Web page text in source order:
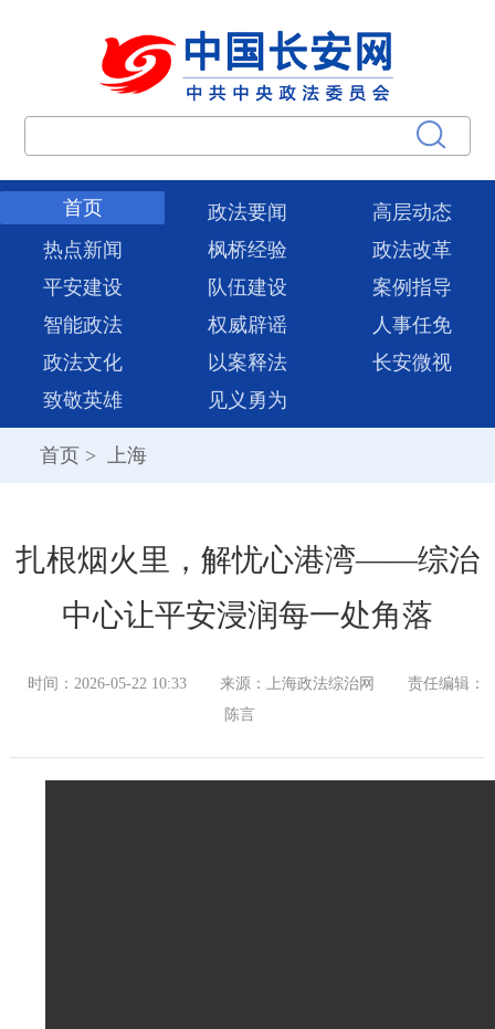
首页 政法要闻
高层动态
热点新闻
枫桥经验
政法改革
平安建设
队伍建设
案例指导
智能政法
权威辟谣
人事任免
政法文化
以案释法
长安微视
致敬英雄
见义勇为
首页 > 上海
扎根烟火里，解忧心港湾——综治
中心让平安浸润每一处角落
时间：2026-05-22 10:33 来源：上海政法综治网
责任编辑：
陈言